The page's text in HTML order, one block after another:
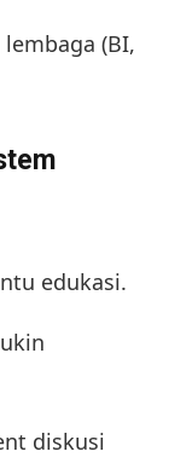
(BI,
edukasi.
diskusi